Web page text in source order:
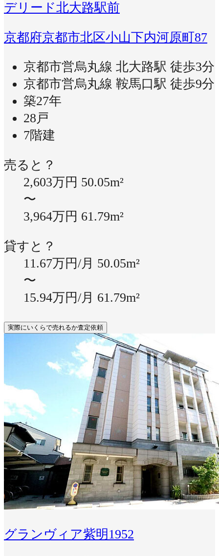
デリード北大路駅前
京都府京都市北区小山下内河原町87
京都市営烏丸線 北大路駅 徒歩3分
京都市営烏丸線 鞍馬口駅 徒歩9分
築27年
28戸
7階建
売ると？
2,603万円 50.05m²
〜
3,964万円 61.79m²
貸すと？
11.67万円/月 50.05m²
〜
15.94万円/月 61.79m²
実際にいくらで売れるか査定依頼
グランヴィア紫明1952